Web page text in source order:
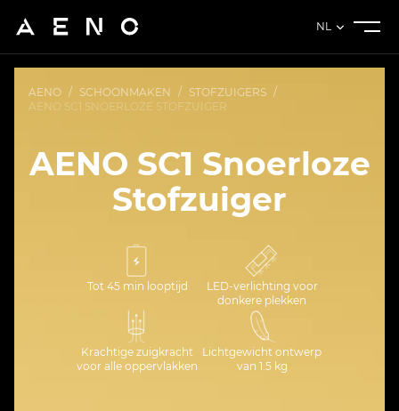
NL
AENO / SCHOONMAKEN / STOFZUIGERS /
AENO SC1 SNOERLOZE STOFZUIGER
AENO SC1 Snoerloze
Stofzuiger
Tot 45 min looptijd
LED-verlichting voor
donkere plekken
Krachtige zuigkracht
voor alle oppervlakken
Lichtgewicht ontwerp
van 1.5 kg